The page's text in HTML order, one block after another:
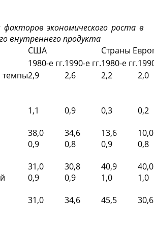
экономического роста в
внутреннего продукта
США
Страны
1980-е гг.1990-е гг.1980-е гг.
темпы2,9 2,6 2,2 2,0
1,1 0,9 0,3
0,2
38,0 34,6 13,6
10,0
0,9 0,8 0,9
0,8
31,0 30,8 40,9
40,0
0,9 0,9 1,0
1,0
31,0 34,6 45,5 30,6